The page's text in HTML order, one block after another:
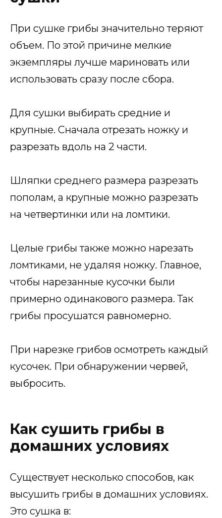
При сушке грибы значительно теряют
объем. По этой причине мелкие
экземпляры лучше мариновать или
использовать сразу после сбора.
Для сушки выбирать средние и
крупные. Сначала отрезать ножку и
разрезать вдоль на 2 части.
Шляпки среднего размера разрезать
пополам, а крупные можно разрезать
на четвертинки или на ломтики.
Целые грибы также можно нарезать
ломтиками, не удаляя ножку. Главное,
чтобы нарезанные кусочки были
примерно одинакового размера. Так
грибы просушатся равномерно.
При нарезке грибов осмотреть каждый
кусочек. При обнаружении червей,
выбросить.
Как сушить грибы в
домашних условиях
Существует несколько способов, как
высушить грибы в домашних условиях.
Это сушка в: